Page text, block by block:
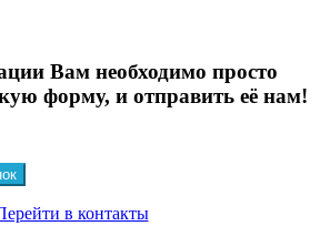
Вам необходимо просто
форму, и отправить её нам!
в контакты